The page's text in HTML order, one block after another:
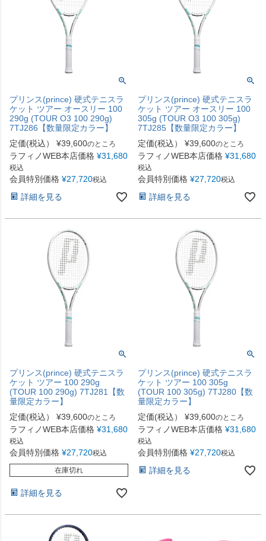
プリンス(prince) 硬式テニスラ
ケット ツアー オースリー 100
290g (TOUR O3 100 290g)
7TJ286【数量限定カラー】
定価(税込）
¥39,600のところ
ラフィノWEB本店価格 ¥31,680
税込
会員特別価格 ¥27,720税込
詳細を見る
プリンス(prince) 硬式テニスラ
ケット ツアー オースリー 100
305g (TOUR O3 100 305g)
7TJ285【数量限定カラー】
定価(税込）
¥39,600のところ
ラフィノWEB本店価格 ¥31,680
税込
会員特別価格 ¥27,720税込
詳細を見る
プリンス(prince) 硬式テニスラ
ケット ツアー 100 290g
(TOUR 100 290g) 7TJ281【数
量限定カラー】
定価(税込）
¥39,600のところ
ラフィノWEB本店価格 ¥31,680
税込
会員特別価格 ¥27,720税込
在庫切れ
詳細を見る
プリンス(prince) 硬式テニスラ
ケット ツアー 100 305g
(TOUR 100 305g) 7TJ280【数
量限定カラー】
定価(税込）
¥39,600のところ
ラフィノWEB本店価格 ¥31,680
税込
会員特別価格 ¥27,720税込
詳細を見る